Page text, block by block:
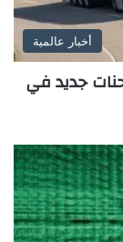
أخبار عالمية
جديد في